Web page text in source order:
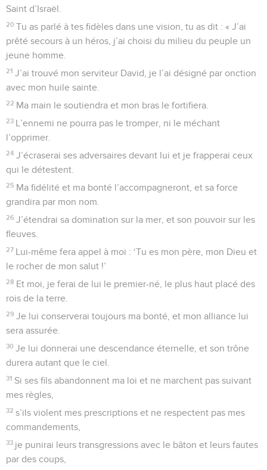
Saint d’Israël.
20 Tu as parlé à tes fidèles dans une vision, tu as dit : « J’ai
prêté secours à un héros, j’ai choisi du milieu du peuple un
jeune homme.
21 J’ai trouvé mon serviteur David, je l’ai désigné par onction
avec mon huile sainte.
22 Ma main le soutiendra et mon bras le fortifiera.
23 L’ennemi ne pourra pas le tromper, ni le méchant
l’opprimer.
24 J’écraserai ses adversaires devant lui et je frapperai ceux
qui le détestent.
25 Ma fidélité et ma bonté l’accompagneront, et sa force
grandira par mon nom.
26 J’étendrai sa domination sur la mer, et son pouvoir sur les
fleuves.
27 Lui-même fera appel à moi : ‘Tu es mon père, mon Dieu et
le rocher de mon salut !’
28 Et moi, je ferai de lui le premier-né, le plus haut placé des
rois de la terre.
29 Je lui conserverai toujours ma bonté, et mon alliance lui
sera assurée.
30 Je lui donnerai une descendance éternelle, et son trône
durera autant que le ciel.
31 Si ses fils abandonnent ma loi et ne marchent pas suivant
mes règles,
32 s’ils violent mes prescriptions et ne respectent pas mes
commandements,
33 je punirai leurs transgressions avec le bâton et leurs fautes
par des coups,